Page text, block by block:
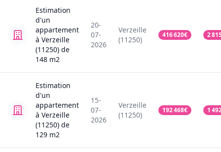
Estimation
d'un
appartement
à Verzeille
(11250) de
148 m2
20-
07-
2026
Verzeille
(11250)
416 620€ 2
Estimation
d'un
appartement
à Verzeille
(11250) de
129 m2
15-
07-
2026
Verzeille
(11250)
192 468€ 1